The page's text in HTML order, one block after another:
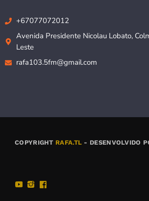
+67077072012
Avenida Presidente Nicolau Lobato,
Leste
rafa103.5fm@gmail.com
COPYRIGHT RAFA.TL - DESENVOLVIDO